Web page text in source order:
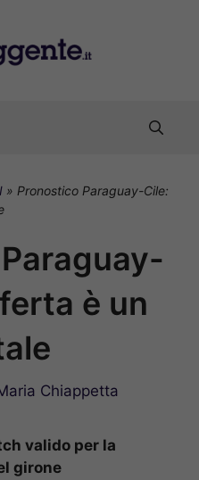
» Pronostico Paraguay-Cile:
è un
Chiappetta
valido per la
girone